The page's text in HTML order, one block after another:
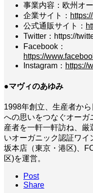
事業内容：欧州オ
企業サイト：
公式通販サイト：
Twitter：https://
Facebook：
https://
Instagram： https://
●マヴィのあゆみ
1998年創立、生産者か
への思いをつなぐオーガ
産者を一軒一軒訪ね、厳
いオーガニック認証ワ
坂本店（東京・港区)、
区)を運営。
Post
Share